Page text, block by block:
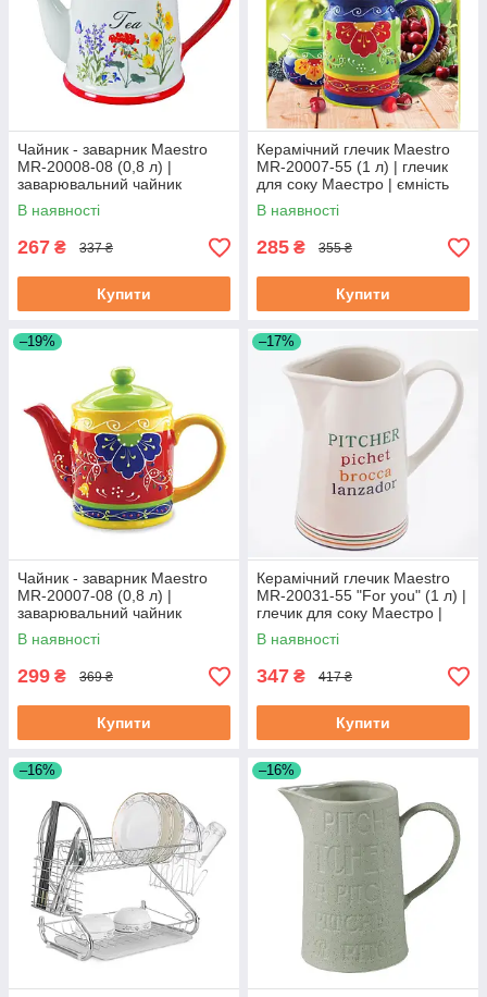
Чайник - заварник Maestro
MR-20008-08 (0,8 л) |
заварювальний чайник
Маестро | керамічний чайник
Маестро
В наявності
267 ₴ 337 ₴
Купити
Керамічний глечик Maestro
MR-20007-55 (1 л) | глечик
для соку Маестро | ємність
для води Маестро
В наявності
285 ₴ 355 ₴
Купити
–19%
Чайник - заварник Maestro
MR-20007-08 (0,8 л) |
заварювальний чайник
Маестро | керамічний чайник
Маестро
В наявності
299 ₴ 369 ₴
Купити
–17%
Керамічний глечик Maestro
MR-20031-55 "For you" (1 л) |
глечик для соку Маестро |
ємність для води Маестро
В наявності
347 ₴ 417 ₴
Купити
–16% –16%